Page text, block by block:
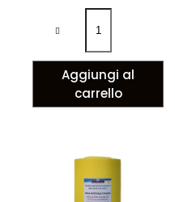
Aggiungi al
carrello